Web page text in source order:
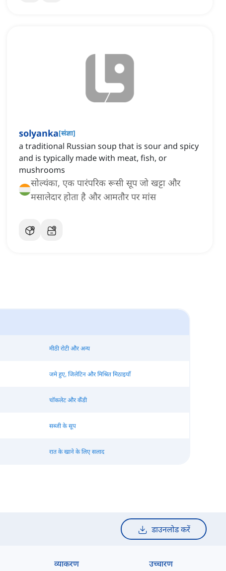
solyanka[संज्ञा]
a traditional Russian soup that is sour and spicy
and is typically made with meat, fish, or
mushrooms
सोल्यंका, एक पारंपरिक रूसी सूप जो खट्टा और
मसालेदार होता है और आमतौर पर मांस
मीठी रोटी और अन्य
जमे हुए, जिलेटिन और मिश्रित मिठाइयाँ
चॉकलेट और कैंडी
सब्जी के सूप
रात के खाने के लिए सलाद
डाउनलोड करें
व्याकरण उच्चारण